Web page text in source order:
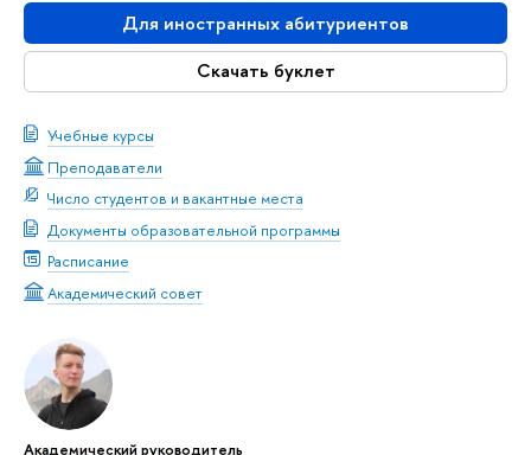
Для иностранных абитуриентов
Скачать буклет
Учебные курсы
Преподаватели
Число студентов и вакантные места
Документы образовательной программы
Расписание
Академический совет
Академический руководитель